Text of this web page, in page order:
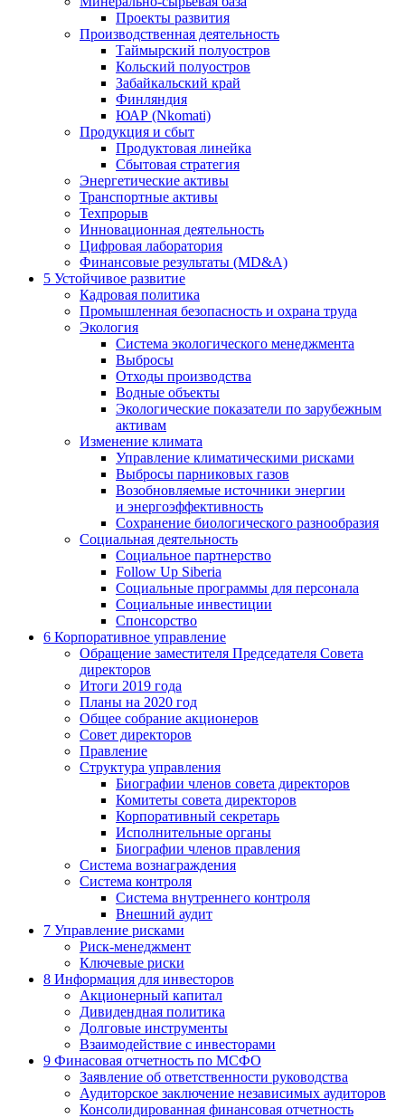
Проекты развития
Производственная деятельность
Таймырский полуостров
Кольский полуостров
Забайкальский край
Финляндия
ЮАР (Nkomati)
Продукция и сбыт
Продуктовая линейка
Сбытовая стратегия
Энергетические активы
Транспортные активы
Техпрорыв
Инновационная деятельность
Цифровая лаборатория
Финансовые результаты (MD&A)
5 Устойчивое развитие
Кадровая политика
Промышленная безопасность и охрана труда
Экология
Система экологического менеджмента
Выбросы
Отходы производства
Водные объекты
Экологические показатели по зарубежным
активам
Изменение климата
Управление климатическими рисками
Выбросы парниковых газов
Возобновляемые источники энергии
и энергоэффективность
Сохранение биологического разнообразия
Социальная деятельность
Социальное партнерство
Follow Up Siberia
Социальные программы для персонала
Социальные инвестиции
Спонсорство
6 Корпоративное управление
Обращение заместителя Председателя Совета
директоров
Итоги 2019 года
Планы на 2020 год
Общее собрание акционеров
Совет директоров
Правление
Структура управления
Биографии членов совета директоров
Комитеты совета директоров
Корпоративный секретарь
Исполнительные органы
Биографии членов правления
Система вознаграждения
Система контроля
Система внутреннего контроля
Внешний аудит
7 Управление рисками
Риск-менеджмент
Ключевые риски
8 Информация для инвесторов
Акционерный капитал
Дивидендная политика
Долговые инструменты
Взаимодействие с инвеcторами
9 Финасовая отчетность по МСФО
Заявление об ответственности руководства
Аудиторское заключение независимых аудиторов
Консолидированная финансовая отчетность